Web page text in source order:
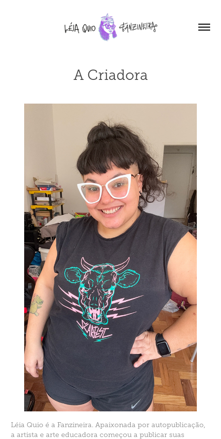
A Criadora
Léia Quio é a Fanzineira. Apaixonada por autopublicação,
a artista e arte educadora começou a publicar suas